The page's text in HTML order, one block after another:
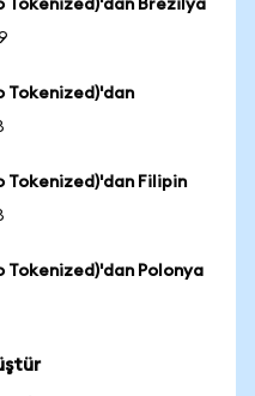
Tokenized)'dan Brezilya
Tokenized)'dan
Tokenized)'dan Filipin
Tokenized)'dan Polonya